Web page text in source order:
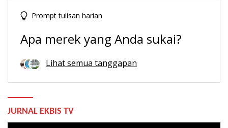
Prompt tulisan harian
Apa merek yang Anda sukai?
Lihat semua tanggapan
JURNAL EKBIS TV